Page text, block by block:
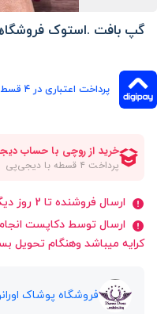
گپ بافت .استوک فروشگاهی
پرداخت اعتباری در ۴ قسط، ماهانه 121,250 تومان
ارسال فروشنده تا 2 روز دیگر
ارسال توسط دکاپست
کرایه میباشد وهنگام تحویل
فروشگاه پوشاک